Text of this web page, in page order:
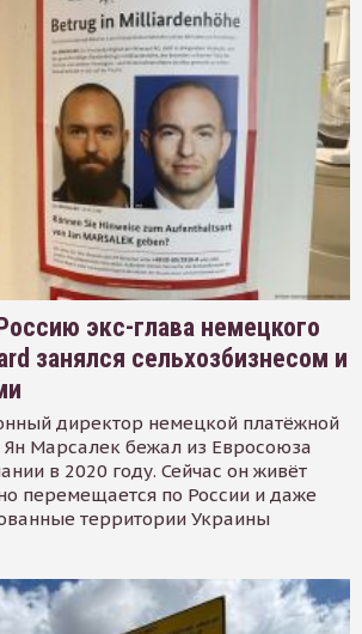
экс-глава немецкого
занялся сельхозбизнесом и
директор немецкой платёжной
Марсалек бежал из Евросоюза
в 2020 году. Сейчас он живёт
перемещается по России и даже
территории Украины